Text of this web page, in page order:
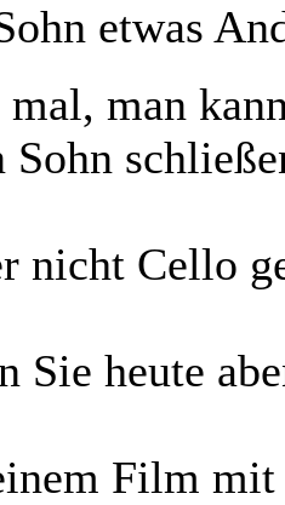
etwas
man
Sohn
nicht Cello
Sie heute
Film mit